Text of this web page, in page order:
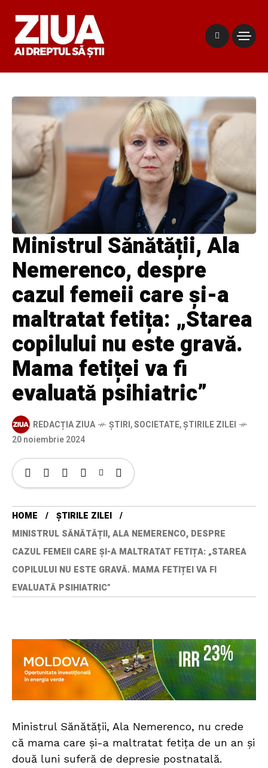
Ministrul Sănătății, Ala
Nemerenco, despre
cazul femeii care și-a
maltratat fetița: „Starea
copilului nu este gravă.
Mama fetiței va fi
evaluată psihiatric”
REDACȚIA ZIUA ȘTIRI,SOCIETATE,ȘTIRILE ZILEI
20 noiembrie 2024
HOME
ȘTIRILE ZILEI
MINISTRUL SĂNĂTĂȚII, ALA NEMERENCO, DESPRE
CAZUL FEMEII CARE ȘI-A MALTRATAT FETIȚA: „STAREA
COPILULUI NU ESTE GRAVĂ. MAMA FETIȚEI VA FI
EVALUATĂ PSIHIATRIC”
Ministrul Sănătății, Ala Nemerenco, nu crede
că mama care și-a maltratat fetița de un an și
două luni suferă de depresie postnatală.